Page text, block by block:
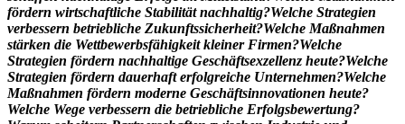
fördern wirtschaftliche Stabilität nachhaltig?Welche Strategien
verbessern betriebliche Zukunftssicherheit?Welche Maßnahmen
stärken die Wettbewerbsfähigkeit kleiner Firmen?Welche
Strategien fördern nachhaltige Geschäftsexzellenz heute?Welche
Strategien fördern dauerhaft erfolgreiche Unternehmen?Welche
Maßnahmen fördern moderne Geschäftsinnovationen heute?
Welche Wege verbessern die betriebliche Erfolgsbewertung?